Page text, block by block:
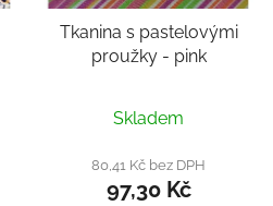
Tkanina s pastelovými
proužky - pink
hodnocení
produktu
je
Skladem
80,41 Kč bez DPH
97,30 Kč